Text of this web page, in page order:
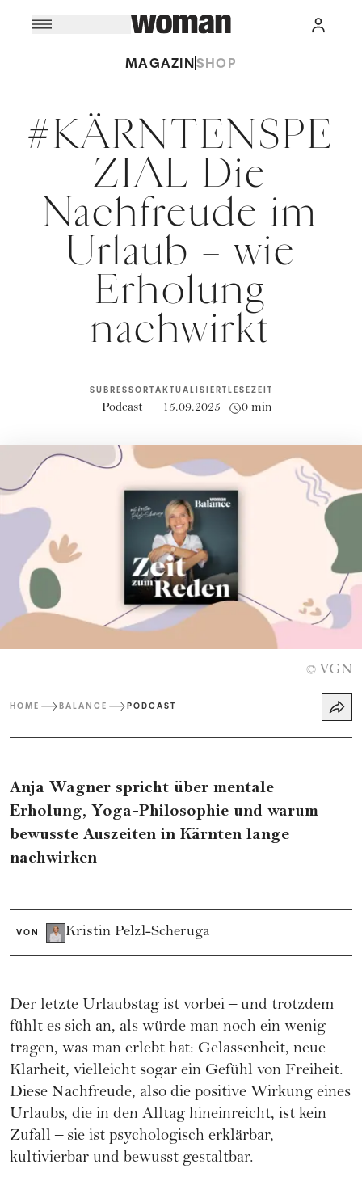
MAGAZINSHOP
#KÄRNTENSPE
ZIAL Die
Nachfreude im
Urlaub – wie
Erholung
nachwirkt
SUBRESSORT
Podcast
AKTUALISIERT
15.09.2025
LESEZEIT
0 min
© VGN
HOME BALANCE PODCAST
Anja Wagner spricht über mentale
Erholung, Yoga-Philosophie und warum
bewusste Auszeiten in Kärnten lange
nachwirken
VON Kristin Pelzl-Scheruga
Der letzte Urlaubstag ist vorbei – und trotzdem
fühlt es sich an, als würde man noch ein wenig
tragen, was man erlebt hat: Gelassenheit, neue
Klarheit, vielleicht sogar ein Gefühl von Freiheit.
Diese Nachfreude, also die positive Wirkung eines
Urlaubs, die in den Alltag hineinreicht, ist kein
Zufall – sie ist psychologisch erklärbar,
kultivierbar und bewusst gestaltbar.